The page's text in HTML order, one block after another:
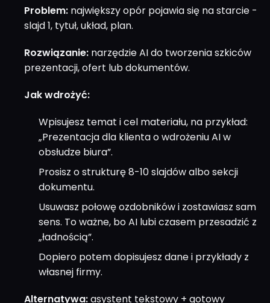
Problem: największy opór pojawia się na starcie -
slajd 1, tytuł, układ, plan.
Rozwiązanie: narzędzie AI do tworzenia szkiców
prezentacji, ofert lub dokumentów.
Jak wdrożyć:
Wpisujesz temat i cel materiału, na przykład:
„Prezentacja dla klienta o wdrożeniu AI w
obsłudze biura”.
Prosisz o strukturę 8-10 slajdów albo sekcji
dokumentu.
Usuwasz połowę ozdobników i zostawiasz sam
sens. To ważne, bo AI lubi czasem przesadzić z
„ładnością”.
Dopiero potem dopisujesz dane i przykłady z
własnej firmy.
Alternatywa:asystent tekstowy + gotowy